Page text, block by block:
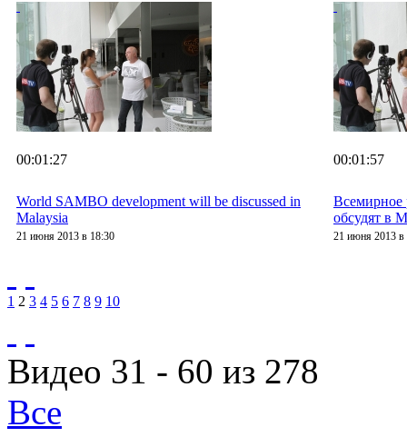
00:01:27
World SAMBO development will be discussed in
Malaysia
21 июня 2013 в 18:30
00:01:57
обсудят в
21 июня 2013 в
1 2 3 4 5 6 7 8 9 10
Видео 31 - 60 из 278
Все